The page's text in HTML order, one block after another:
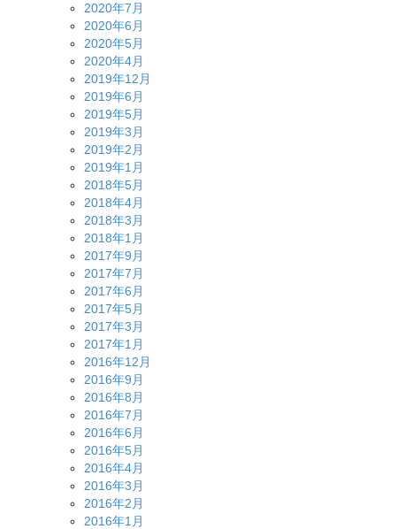
2020年7月
2020年6月
2020年5月
2020年4月
2019年12月
2019年6月
2019年5月
2019年3月
2019年2月
2019年1月
2018年5月
2018年4月
2018年3月
2018年1月
2017年9月
2017年7月
2017年6月
2017年5月
2017年3月
2017年1月
2016年12月
2016年9月
2016年8月
2016年7月
2016年6月
2016年5月
2016年4月
2016年3月
2016年2月
2016年1月